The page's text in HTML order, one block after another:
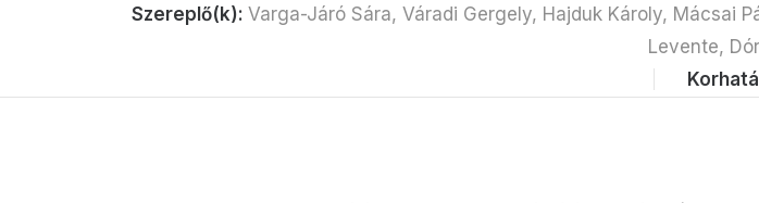
Szereplő(k): Varga-Járó Sára, Váradi Gergely, Hajduk Károly, Mácsai
Levente,